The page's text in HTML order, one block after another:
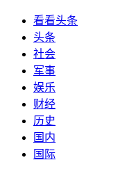
看看头条
头条
社会
军事
娱乐
财经
历史
国内
国际